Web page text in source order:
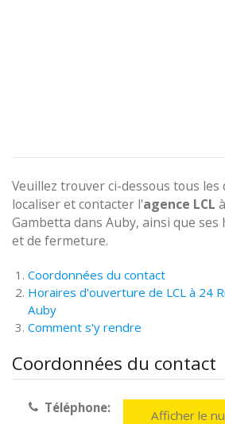
Veuillez trouver ci-dessous tous
localiser et contacter l'agence LCL
Gambetta dans Auby, ainsi que
et de fermeture.
Coordonnées du contact
Horaires d'ouverture de LCL à 24
Auby
Comment s'y rendre
Coordonnées du contact
Téléphone: Afficher le